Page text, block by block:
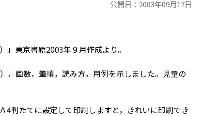
公開日： 2003年09月17日
東京書籍2003年９月作成より。
，画数，筆順，読み方，用例を示しました。児童の
4判たてに設定して印刷しますと，きれいに印刷でき